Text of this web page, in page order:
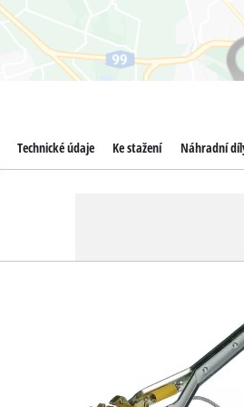
Technické údaje Ke stažení Náhradní